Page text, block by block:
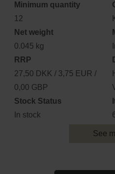
Minimum quantity
12
Net weight
0.045 kg
RRP
27,50 DKK / 3,75 EUR /
0,00 GBP
Stock Status
In stock
See